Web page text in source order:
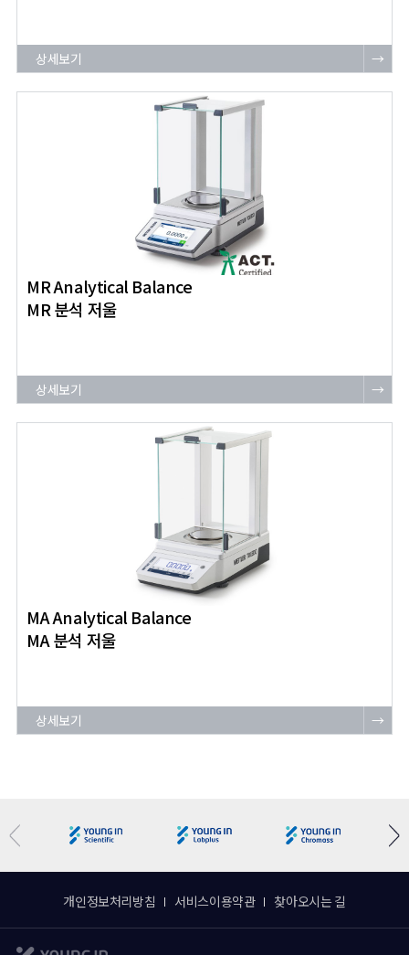
상세보기 →
MR Analytical Balance
MR 분석 저울
상세보기 →
MA Analytical Balance
MA 분석 저울
상세보기 →
개인정보처리방침 서비스이용약관 찾아오시는 길